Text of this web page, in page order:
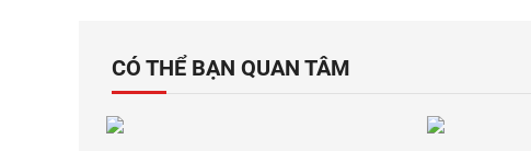
CÓ THỂ BẠN QUAN TÂM